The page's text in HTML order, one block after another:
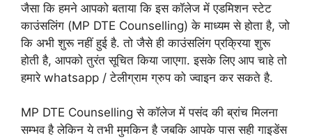
जैसा कि हमने आपको बताया कि इस कॉलेज में एडमिशन स्टेट
काउंसलिंग (MP DTE Counselling) के माध्यम से होता है, जो
कि अभी शुरू नहीं हुई है. तो जैसे ही काउंसलिंग प्रक्रिया शुरू
होती है, आपको तुरंत सूचित किया जाएगा. इसके लिए आप चाहे तो
हमारे whatsapp / टेलीग्राम ग्रुप को ज्वाइन कर सकते है.
MP DTE Counselling से कॉलेज में पसंद की ब्रांच मिलना
सम्भव है लेकिन ये तभी मुमकिन है जबकि आपके पास सही गाइडेंस